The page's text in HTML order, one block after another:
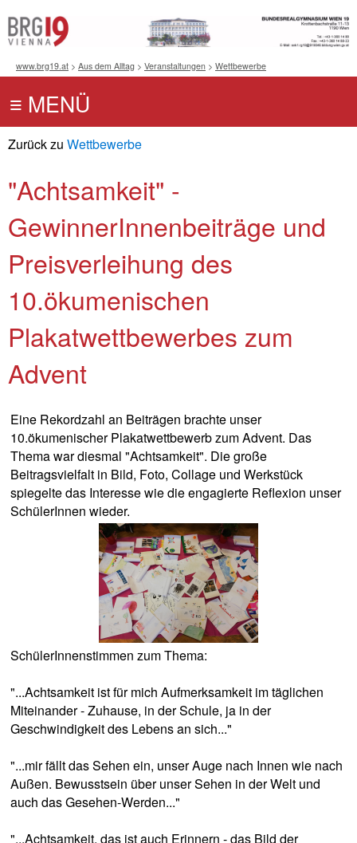
www.brg19.at > Aus dem Alltag > Veranstaltungen > Wettbewerbe
Zurück zu Wettbewerbe
"Achtsamkeit" -
GewinnerInnenbeiträge und
Preisverleihung des
10.ökumenischen
Plakatwettbewerbes zum
Advent
Eine Rekordzahl an Beiträgen brachte unser
10.ökumenischer Plakatwettbewerb zum Advent. Das
Thema war diesmal "Achtsamkeit". Die große
Beitragsvielfalt in Bild, Foto, Collage und Werkstück
spiegelte das Interesse wie die engagierte Reflexion unser
SchülerInnen wieder.
SchülerInnenstimmen zum Thema:
"...Achtsamkeit ist für mich Aufmerksamkeit im täglichen
Miteinander - Zuhause, in der Schule, ja in der
Geschwindigkeit des Lebens an sich..."
"...mir fällt das Sehen ein, unser Auge nach Innen wie nach
Außen. Bewusstsein über unser Sehen in der Welt und
auch das Gesehen-Werden..."
"...Achtsamkeit, das ist auch Erinnern - das Bild der